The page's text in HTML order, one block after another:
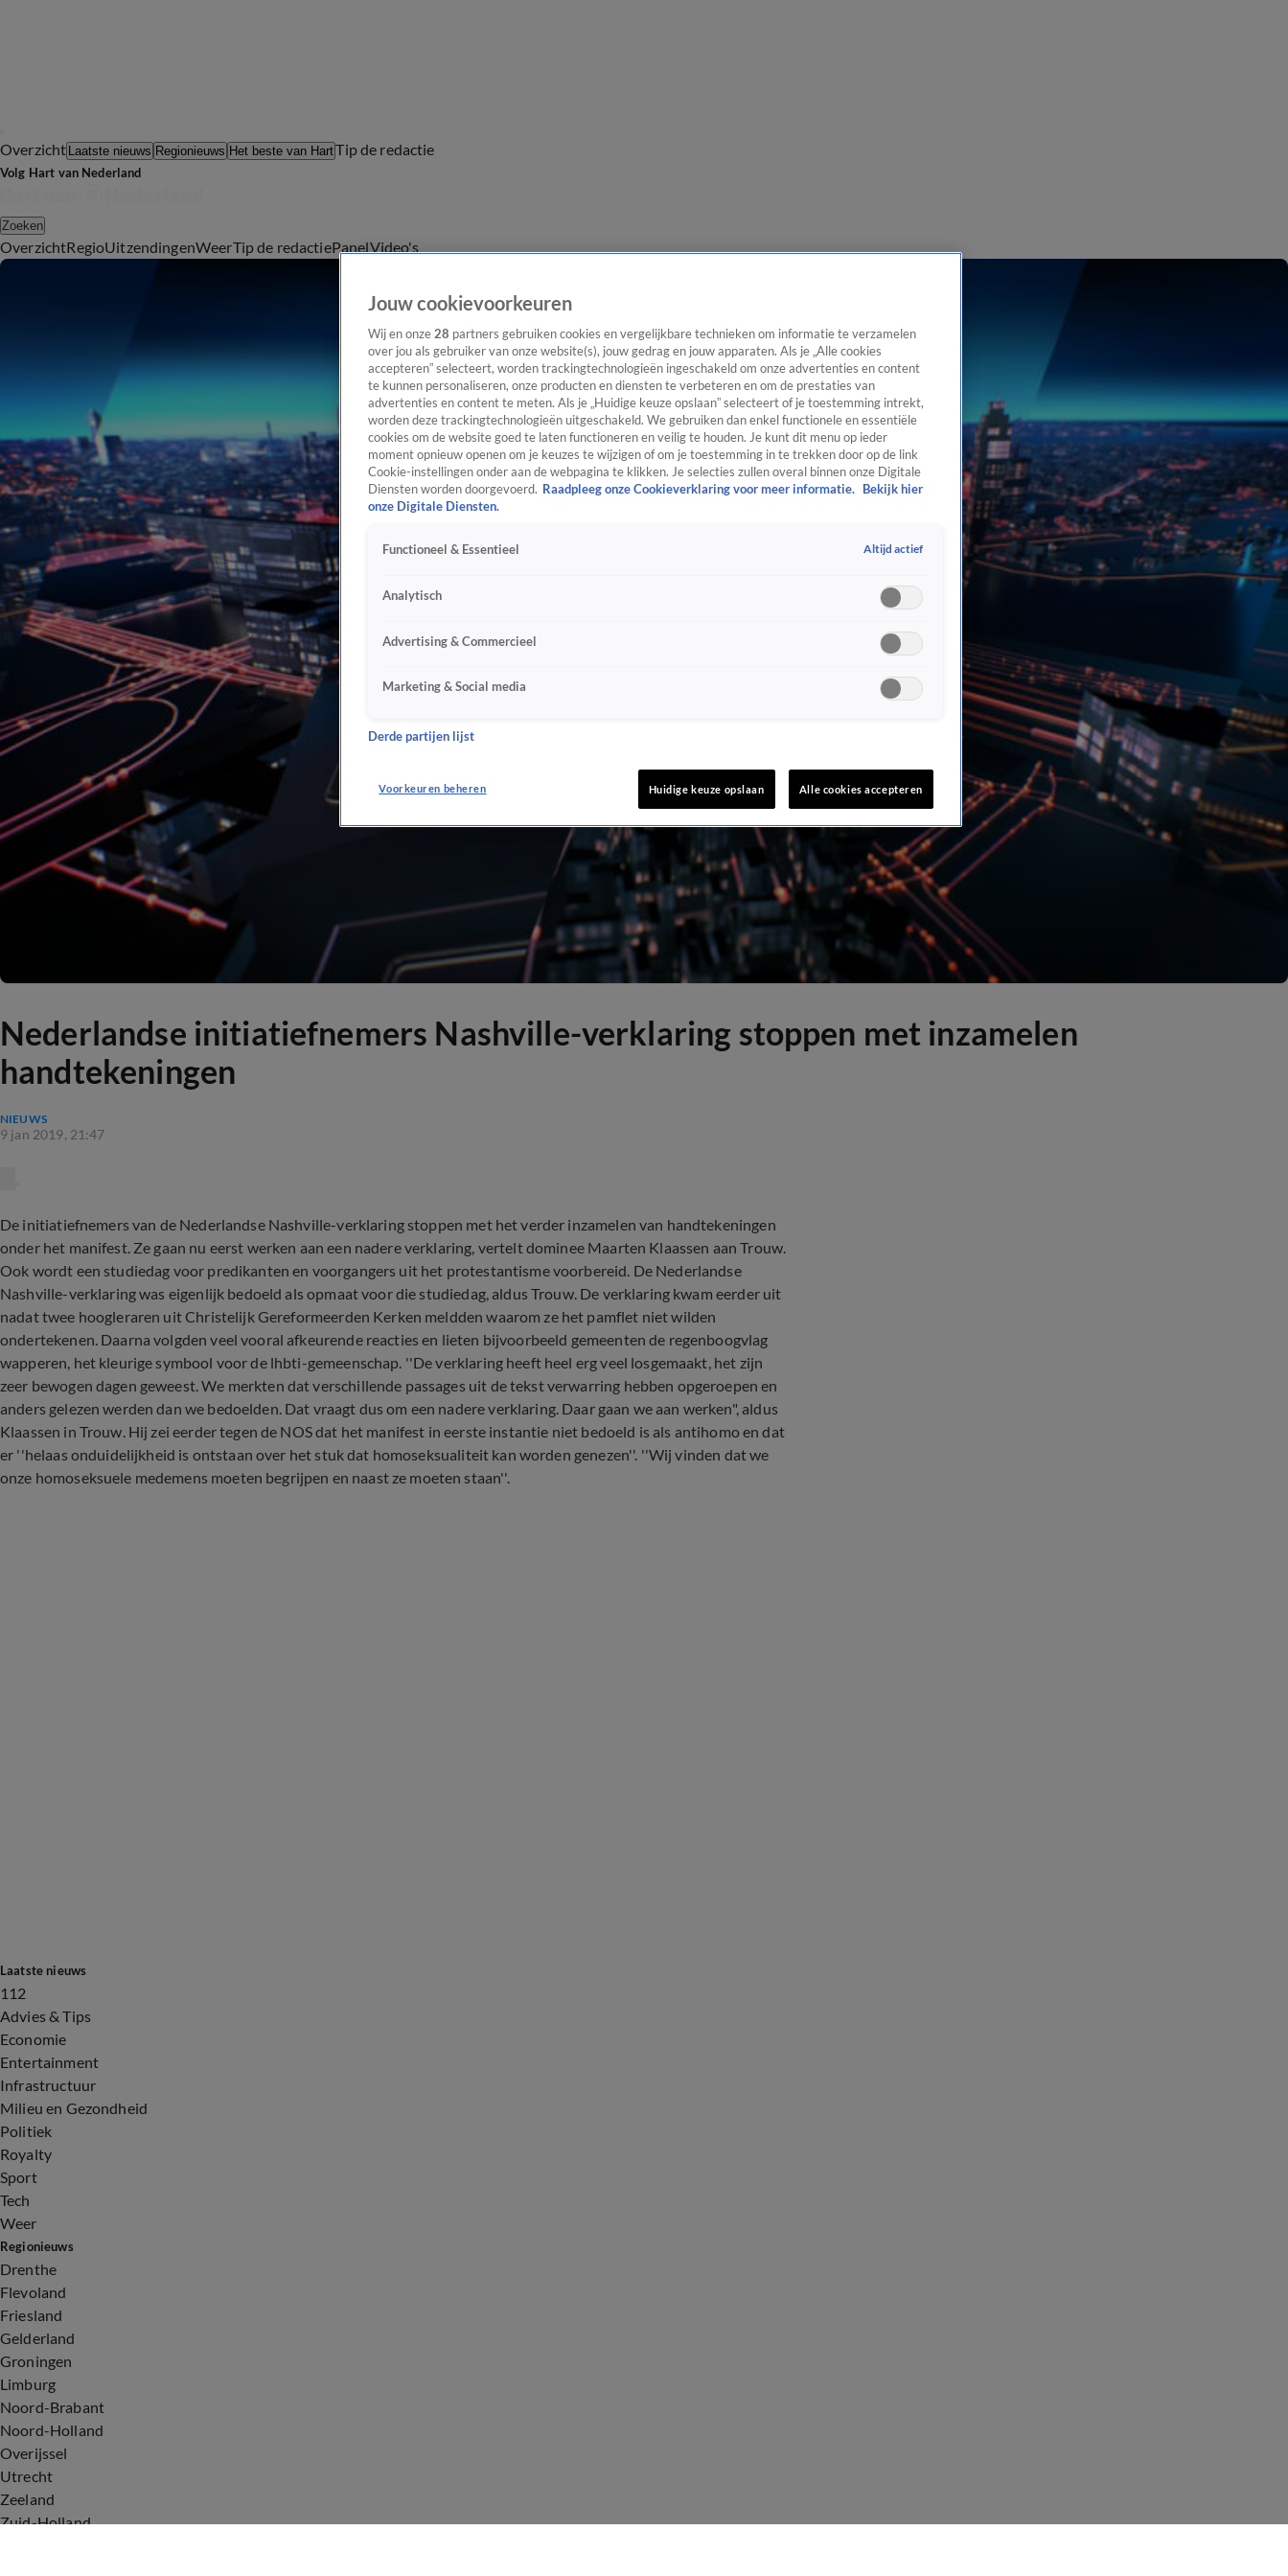
Overzicht Laatste nieuws Regionieuws Het beste van HartTip de redactie
Volg Hart van Nederland
Zoeken
OverzichtRegioUitzendingenWeerTip de redactiePanelVideo's
Nederlandse initiatiefnemers Nashville-verklaring stoppen met inzamelen
handtekeningen
NIEUWS
9 jan 2019, 21:47
De initiatiefnemers van de Nederlandse Nashville-verklaring stoppen met het verder inzamelen van handtekeningen
onder het manifest. Ze gaan nu eerst werken aan een nadere verklaring, vertelt dominee Maarten Klaassen aan Trouw.
Ook wordt een studiedag voor predikanten en voorgangers uit het protestantisme voorbereid. De Nederlandse
Nashville-verklaring was eigenlijk bedoeld als opmaat voor die studiedag, aldus Trouw. De verklaring kwam eerder uit
nadat twee hoogleraren uit Christelijk Gereformeerden Kerken meldden waarom ze het pamflet niet wilden
ondertekenen. Daarna volgden veel vooral afkeurende reacties en lieten bijvoorbeeld gemeenten de regenboogvlag
wapperen, het kleurige symbool voor de lhbti-gemeenschap. ''De verklaring heeft heel erg veel losgemaakt, het zijn
zeer bewogen dagen geweest. We merkten dat verschillende passages uit de tekst verwarring hebben opgeroepen en
anders gelezen werden dan we bedoelden. Dat vraagt dus om een nadere verklaring. Daar gaan we aan werken", aldus
Klaassen in Trouw. Hij zei eerder tegen de NOS dat het manifest in eerste instantie niet bedoeld is als antihomo en dat
er ''helaas onduidelijkheid is ontstaan over het stuk dat homoseksualiteit kan worden genezen''. ''Wij vinden dat we
onze homoseksuele medemens moeten begrijpen en naast ze moeten staan''.
Laatste nieuws
112
Advies & Tips
Economie
Entertainment
Infrastructuur
Milieu en Gezondheid
Politiek
Royalty
Sport
Tech
Weer
Regionieuws
Drenthe
Flevoland
Friesland
Gelderland
Groningen
Limburg
Noord-Brabant
Noord-Holland
Overijssel
Utrecht
Zeeland
Zuid-Holland
Jouw cookievoorkeuren
Wij en onze 28 partners gebruiken cookies en vergelijkbare technieken om informatie te verzamelen
over jou als gebruiker van onze website(s), jouw gedrag en jouw apparaten. Als je „Alle cookies
accepteren” selecteert, worden trackingtechnologieën ingeschakeld om onze advertenties en content
te kunnen personaliseren, onze producten en diensten te verbeteren en om de prestaties van
advertenties en content te meten. Als je „Huidige keuze opslaan” selecteert of je toestemming intrekt,
worden deze trackingtechnologieën uitgeschakeld. We gebruiken dan enkel functionele en essentiële
cookies om de website goed te laten functioneren en veilig te houden. Je kunt dit menu op ieder
moment opnieuw openen om je keuzes te wijzigen of om je toestemming in te trekken door op de link
Cookie-instellingen onder aan de webpagina te klikken. Je selecties zullen overal binnen onze Digitale
Diensten worden doorgevoerd. Raadpleeg onze Cookieverklaring voor meer informatie.
Bekijk hier
onze Digitale Diensten.
Functioneel & Essentieel Altijd actief
Analytisch
Advertising & Commercieel
Marketing & Social media
Derde partijen lijst
Voorkeuren beheren Huidige keuze opslaan Alle cookies accepteren